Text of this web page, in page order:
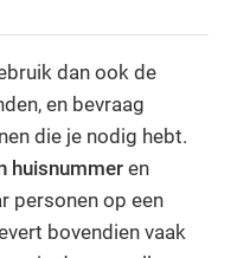
dan ook de
en bevraag
die je nodig hebt.
huisnummeren
personen op een
bovendien vaak